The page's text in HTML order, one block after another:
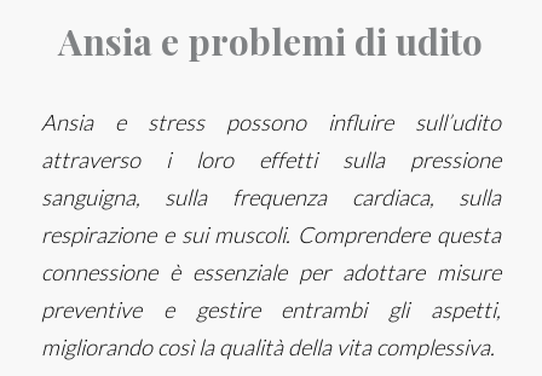
Ansia e problemi di udito
Ansia e stress possono influire sull’udito
attraverso i loro effetti sulla pressione
sanguigna, sulla frequenza cardiaca, sulla
respirazione e sui muscoli. Comprendere questa
connessione è essenziale per adottare misure
preventive e gestire entrambi gli aspetti,
migliorando così la qualità della vita complessiva.